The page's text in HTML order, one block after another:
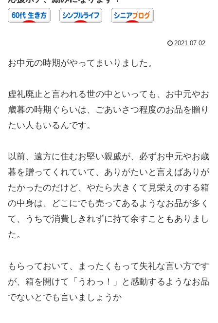
2021.07.02
お中元の時期がやってまいりました。
虚礼廃止と言われる世の中といっても、お中元やお
歳暮の時期ぐらいは、ごあいさつ程度のお品を贈り
たい人もいるんです。
以前、遠方に住むお堅い親戚が、必ずお中元やお歳
暮を贈ってくれていて、ありがたいと言えばありが
たかったのだけど、やたら大きくて見栄えのする箱
の中身は、どこにでも売ってあるようなお品が多く
て、うちで消費しきれずに持て余すこともありまし
た。
もらっておいて、まったくもって失礼な言い方です
が、箱を開けて「うわっ！」と感動するようなお品
でないとでも言いましょうか